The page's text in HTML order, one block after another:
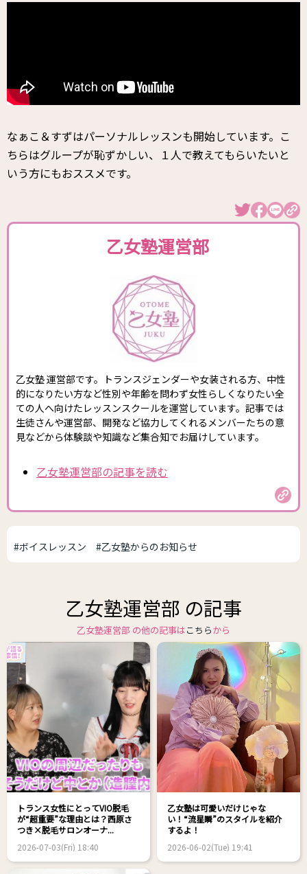
なぁこ＆すずはパーソナルレッスンも開始しています。こ
ちらはグループが恥ずかしい、１人で教えてもらいたいと
いう方にもおススメです。
乙女塾運営部
乙女塾 運営部です。トランスジェンダーや女装される方、中性
的になりたい方など性別や年齢を問わず女性らしくなりたい全
ての人へ向けたレッスンスクールを運営しています。記事では
生徒さんや運営部、開発など協力してくれるメンバーたちの意
見などから体験談や知識など集合知でお届けしています。
乙女塾運営部の記事を読む
#ボイスレッスン #乙女塾からのお知らせ
乙女塾運営部 の記事
乙女塾運営部 の他の記事はこちらから
トランス女性にとってVIO脱毛
が“超重要”な理由とは？西原さ
つき×脱毛サロンオーナ...
2026-07-03(Fri) 18:40
乙女塾は可愛いだけじゃな
い！“流星瞬”のスタイルを紹介
するよ！
2026-06-02(Tue) 19:41